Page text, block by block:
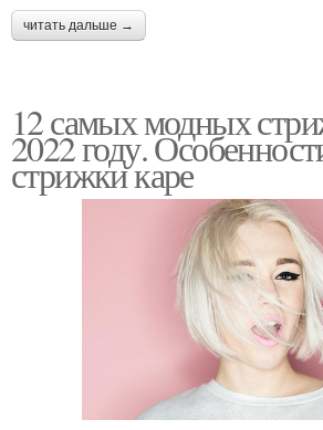
читать дальше →
12 самых модных
2022 году.
стрижки каре